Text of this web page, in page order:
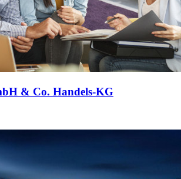
& Co. Handels-KG